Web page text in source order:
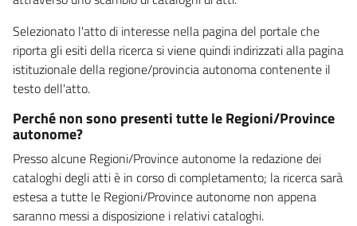
Selezionato l'atto di interesse nella pagina del portale che
riporta gli esiti della ricerca si viene quindi indirizzati alla pagina
istituzionale della regione/provincia autonoma contenente il
testo dell'atto.
Perché non sono presenti tutte le Regioni/Province
autonome?
Presso alcune Regioni/Province autonome la redazione dei
cataloghi degli atti è in corso di completamento; la ricerca sarà
estesa a tutte le Regioni/Province autonome non appena
saranno messi a disposizione i relativi cataloghi.